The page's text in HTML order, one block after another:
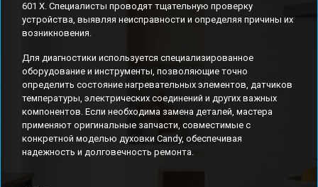
601 X. Специалисты проводят тщательную проверку
устройства, выявляя неисправности и определяя причины их
возникновения.
Для диагностики используется специализированное
оборудование и инструменты, позволяющие точно
определить состояние нагревательных элементов, датчиков
температуры, электрических соединений и других важных
компонентов. Если необходима замена деталей, мастера
применяют оригинальные запчасти, совместимые с
конкретной моделью духовки Candy, обеспечивая
надежность и долговечность ремонта.